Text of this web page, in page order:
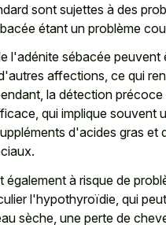
sont sujettes à des
étant un problème
l'adénite sébacée peuvent
affections, ce qui
la détection précoce
qui implique souvent
d'acides gras et
également à risque de
l'hypothyroïdie, qui peut
sèche, une perte de